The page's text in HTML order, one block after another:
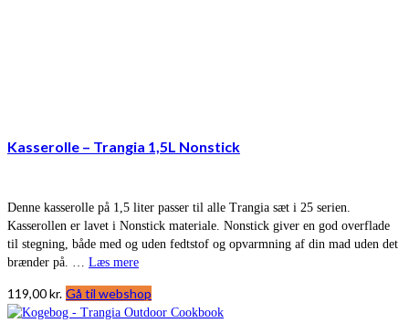
Kasserolle – Trangia 1,5L Nonstick
Denne kasserolle på 1,5 liter passer til alle Trangia sæt i 25 serien.
Kasserollen er lavet i Nonstick materiale. Nonstick giver en god overflade
til stegning, både med og uden fedtstof og opvarmning af din mad uden det
brænder på. … Læs mere
119,00kr. Gå til webshop